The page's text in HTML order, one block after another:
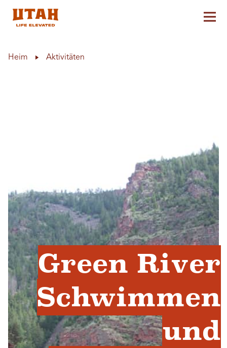
Heim Aktivitäten
Green River
Schwimmen
und